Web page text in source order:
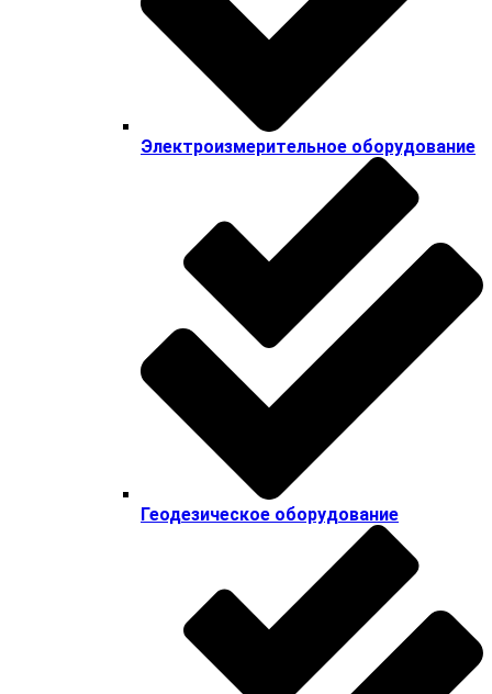
Электроизмерительное оборудование
Геодезическое оборудование